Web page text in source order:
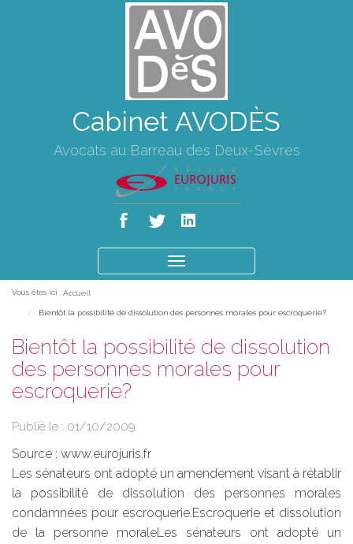
Cabinet AVODÈS
Avocats au Barreau des Deux-Sèvres
le
Vous êtes ici : Accueil
Bientôt la possibilité de dissolution des personnes morales pour escroquerie?
Bientôt la possibilité de dissolution
des personnes morales pour
escroquerie?
Publié le : 01/10/2009
Source : www.eurojuris.fr
Les sénateurs ont adopté un amendement visant à rétablir
la possibilité de dissolution des personnes morales
condamnées pour escroquerie.Escroquerie et dissolution
de la personne moraleLes sénateurs ont adopté un